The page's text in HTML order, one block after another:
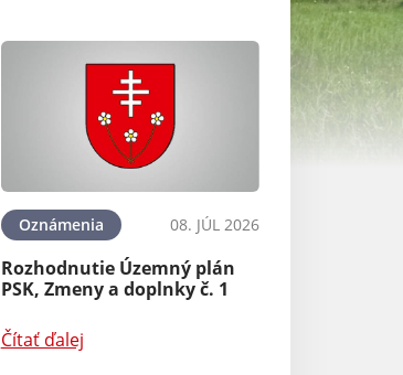
Oznámenia 08. JÚL 2026
Rozhodnutie Územný plán
PSK, Zmeny a doplnky č. 1
Čítať ďalej